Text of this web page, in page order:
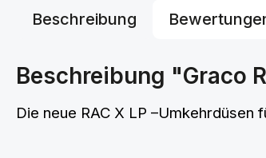
Beschreibung
Beschreibung "Graco
Die neue RAC X LP